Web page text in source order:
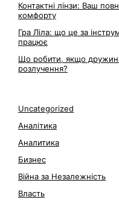
Контактні лінзи: Ваш
комфорту
Гра Ліла: що це за
працює
Що робити, якщо
розлучення?
Uncategorized
Аналітика
Аналитика
Бизнес
Війна за Незалежність
Власть